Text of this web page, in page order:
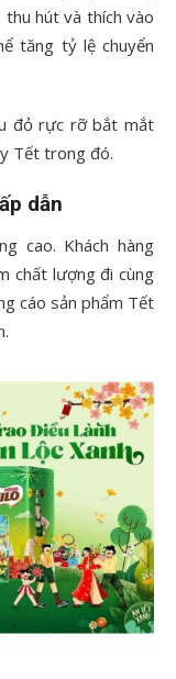
hút và thích vào
tăng tỷ lệ chuyển
đỏ rực rỡ bắt mắt
Tết trong đó.
dẫn
cao. Khách hàng
chất lượng đi cùng
cáo sản phẩm Tết